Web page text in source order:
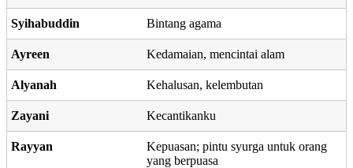
Syihabuddin Bintang agama
Ayreen Kedamaian, mencintai alam
Alyanah Kehalusan, kelembutan
Zayani Kecantikanku
Rayyan
Kepuasan; pintu syurga untuk orang
yang berpuasa